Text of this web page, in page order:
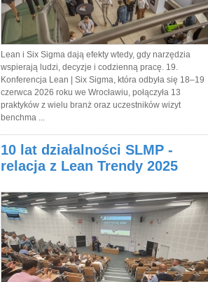
Lean i Six Sigma dają efekty wtedy, gdy narzędzia
wspierają ludzi, decyzje i codzienną pracę. 19.
Konferencja Lean | Six Sigma, która odbyła się 18–19
czerwca 2026 roku we Wrocławiu, połączyła 13
praktyków z wielu branż oraz uczestników wizyt
benchma ...
10 lat działalności SLMP -
relacja z Lean Trendy 2025